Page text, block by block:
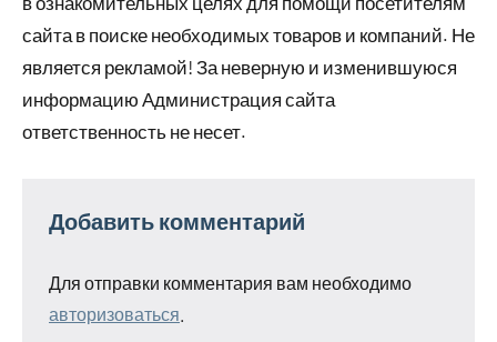
сайта в поиске необходимых товаров и компаний. Не
является рекламой! За неверную и изменившуюся
информацию Администрация сайта
ответственность не несет.
Добавить комментарий
Для отправки комментария вам необходимо
авторизоваться